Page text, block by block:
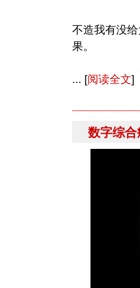
不造我有没
果。
... [阅读全文]
数字综合